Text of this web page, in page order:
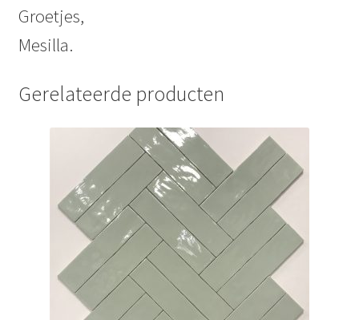
Groetjes,
Mesilla.
Gerelateerde producten